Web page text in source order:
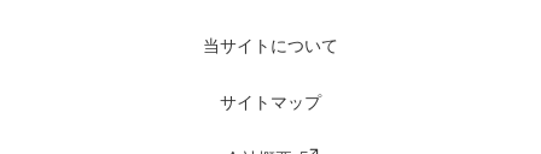
当サイトについて
サイトマップ